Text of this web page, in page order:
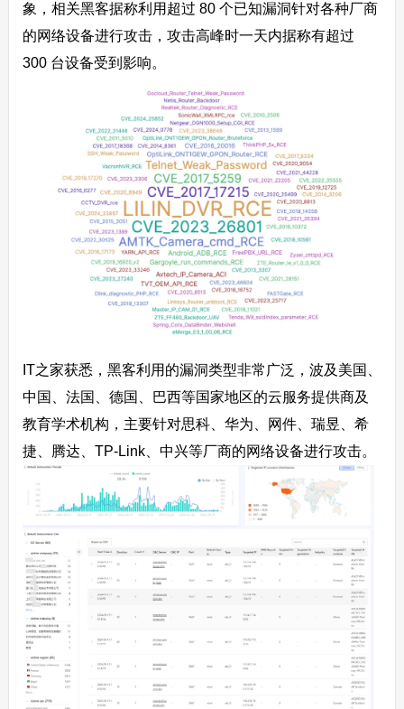
象，相关黑客据称利用超过 80 个已知漏洞针对各种厂商
的网络设备进行攻击，攻击高峰时一天内据称有超过
300 台设备受到影响。
IT之家获悉，黑客利用的漏洞类型非常广泛，波及美国、
中国、法国、德国、巴西等国家地区的云服务提供商及
教育学术机构，主要针对思科、华为、网件、瑞昱、希
捷、腾达、TP-Link、中兴等厂商的网络设备进行攻击。